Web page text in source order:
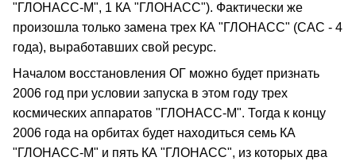
"ГЛОНАСС-М", 1 КА "ГЛОНАСС"). Фактически же
произошла только замена трех КА "ГЛОНАСС" (САС - 4
года), выработавших свой ресурс.
Началом восстановления ОГ можно будет признать
2006 год при условии запуска в этом году трех
космических аппаратов "ГЛОНАСС-М". Тогда к концу
2006 года на орбитах будет находиться семь КА
"ГЛОНАСС-М" и пять КА "ГЛОНАСС", из которых два